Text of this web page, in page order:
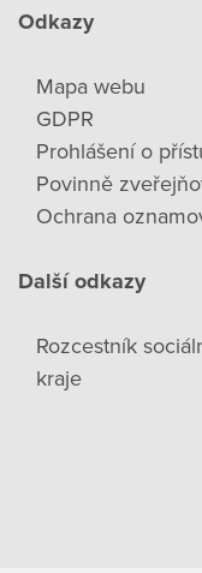
Odkazy
Mapa webu
GDPR
Prohlášení o
Povinně
Ochrana
Další odkazy
Rozcestník
kraje